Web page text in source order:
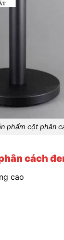
phẩm cột phân
cách
cao